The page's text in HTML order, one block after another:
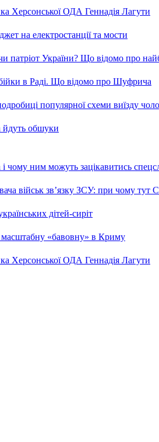
Херсонської ОДА Геннадія Лагути
на електростанції та мости
України? Що відомо про
в Раді. Що відомо про Шуфрича
популярної схеми виїзду
йдуть обшуки
чому ним можуть зацікавитись
військ зв’язку ЗСУ: при чому тут
дітей-сиріт
масштабну «бавовну» в Криму
Херсонської ОДА Геннадія Лагути